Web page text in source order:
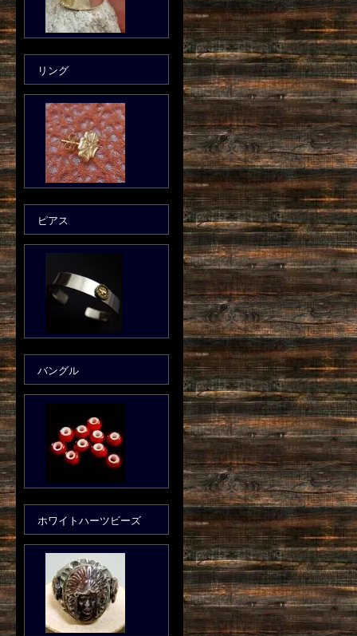
リング
ピアス
バングル
ホワイトハーツビーズ